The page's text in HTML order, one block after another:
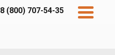
8 (800) 707-54-35